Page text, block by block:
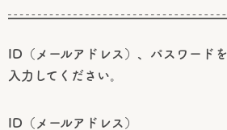
ID（メールアドレス）、パスワードを
入力してください。
ID（メールアドレス）